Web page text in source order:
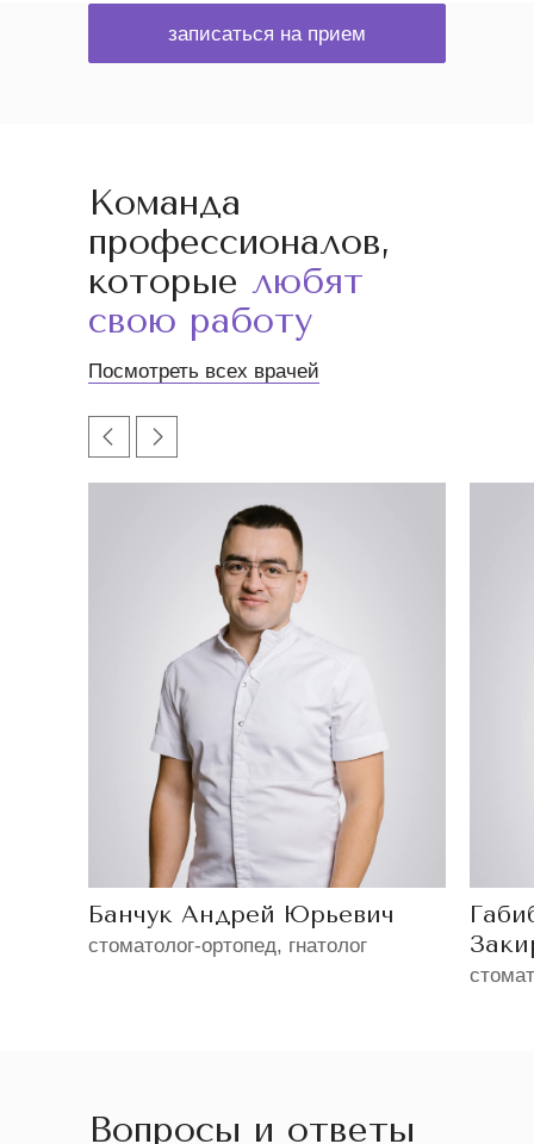
записаться на прием
Команда
профессионалов,
которые любят
свою работу
Посмотреть всех врачей
стоматолог-ортопед, гнатолог
Банчук Андрей Юрьевич
Вопросы и ответы